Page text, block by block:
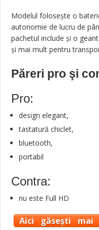
Modelul folosește o
autonomie de lucru de
pachetul include și o
și mai mult pentru
Păreri pro şi
Pro:
design elegant,
tastatură chiclet,
bluetooth,
portabil
Contra:
nu este Full HD
Aici găsești mai